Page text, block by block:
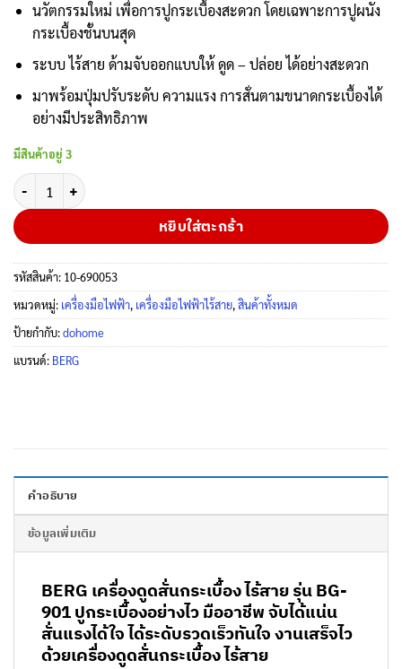
นวัตกรรมใหม่ เพื่อการปูกระเบื้องสะดวก โดยเฉพาะการปูผนัง
กระเบื้องชั้นบนสุด
ระบบ ไร้สาย ด้ามจับออกแบบให้ ดูด – ปล่อย ได้อย่างสะดวก
มาพร้อมปุ่มปรับระดับ ความแรง การสั่นตามขนาดกระเบื้องได้
อย่างมีประสิทธิภาพ
มีสินค้าอยู่ 3
จำนวน BERG เครื่องดูดสั่นกระเบื้อง ไร้สาย รุ่น BG-901 ชิ้น
หยิบใส่ตะกร้า
รหัสสินค้า: 10-690053
หมวดหมู่: เครื่องมือไฟฟ้า, เครื่องมือไฟฟ้าไร้สาย,สินค้าทั้งหมด
ป้ายกำกับ:dohome
แบรนด์: BERG
คำอธิบาย
ข้อมูลเพิ่มเติม
BERG เครื่องดูดสั่นกระเบื้อง ไร้สาย รุ่น BG-
901 ปูกระเบื้องอย่างไว มืออาชีพ จับได้แน่น
สั่นแรงได้ใจ ได้ระดับรวดเร็วทันใจ งานเสร็จไว
ด้วยเครื่องดูดสั่นกระเบื้อง ไร้สาย